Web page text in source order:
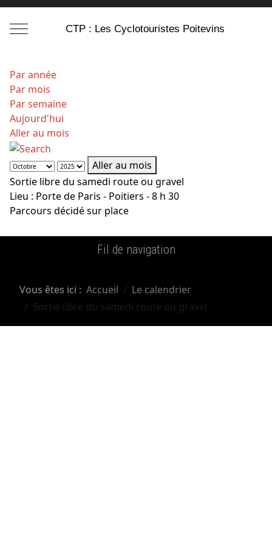
Mobile Menu ToggleCTP : Les Cyclotouristes Poitevins
Par année
Par mois
Par semaine
Aujourd'hui
Aller au mois
Aller au mois
Sortie libre du samedi route ou gravel
Lieu : Porte de Paris - Poitiers - 8 h 30
Parcours décidé sur place
Fil de navigation
Vous êtes ici :Accueil
Le calendrier
Sortie libre du samedi route ou gravel